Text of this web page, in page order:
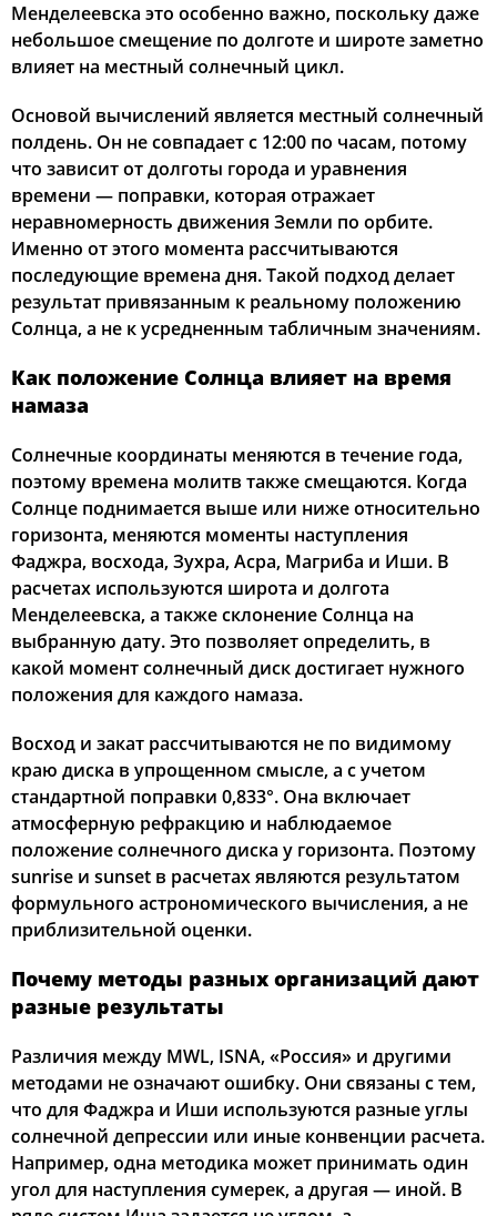
17, Пн 01:41 04:06 11:35 15:36 19:03 21:16
18, Вт 01:42 04:08 11:35 15:34
19, Ср 01:46 04:10 11:34 15:33 18:58 21:08
20, Чт 01:50 04:11 11:34 15:32 18:56
21, Пт 01:53 04:13 11:34 15:30 18:53
01:57 04:15 11:34 15:29 18:51
23, Вс 02:00 04:17 11:33 15:28 18:48 20:53
25, Вт
26, Ср 02:10 04:23 11:33 15:23 18:41 20:42
27, Чт 02:14 04:25 11:32 15:22 18:38 20:39
28, Пт 02:17 04:27 11:32 15:20 18:36 20:35
29, Сб 02:20 04:29 11:32 15:19 18:33
30, Вс 02:23 04:31 11:31 15:17 18:31 20:28
02:26 04:33
Менделеевска это особенно важно, поскольку даже
небольшое смещение по долготе и широте заметно
влияет на местный солнечный цикл.
Основой вычислений является местный солнечный
полдень. Он не совпадает с 12:00 по часам, потому
что зависит от долготы города и уравнения
времени — поправки, которая отражает
неравномерность движения Земли по орбите.
Именно от этого момента рассчитываются
последующие времена дня. Такой подход делает
результат привязанным к реальному положению
Солнца, а не к усредненным табличным значениям.
Как положение Солнца влияет на время
намаза
Солнечные координаты меняются в течение года,
поэтому времена молитв также смещаются. Когда
Солнце поднимается выше или ниже относительно
горизонта, меняются моменты наступления
Фаджра, восхода, Зухра, Асра, Магриба и Иши. В
расчетах используются широта и долгота
Менделеевска, а также склонение Солнца на
выбранную дату. Это позволяет определить, в
какой момент солнечный диск достигает нужного
положения для каждого намаза.
Восход и закат рассчитываются не по видимому
краю диска в упрощенном смысле, а с учетом
стандартной поправки 0,833°. Она включает
атмосферную рефракцию и наблюдаемое
положение солнечного диска у горизонта. Поэтому
sunrise и sunset в расчетах являются результатом
формульного астрономического вычисления, а не
приблизительной оценки.
Почему методы разных организаций дают
разные результаты
Различия между MWL, ISNA, «Россия» и другими
методами не означают ошибку. Они связаны с тем,
что для Фаджра и Иши используются разные углы
солнечной депрессии или иные конвенции расчета.
Например, одна методика может принимать один
угол для наступления сумерек, а другая — иной. В